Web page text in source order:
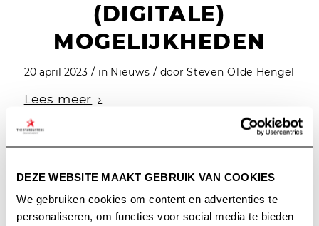
DEZE WEBSITE MAAKT GEBRUIK VAN COOKIES
We gebruiken cookies om content en advertenties te
personaliseren, om functies voor social media te bieden
(DIGITALE)
MOGELIJKHEDEN
20 april 2023 / in Nieuws / doorSteven Olde Hengel
Lees meer
STRATEGIE